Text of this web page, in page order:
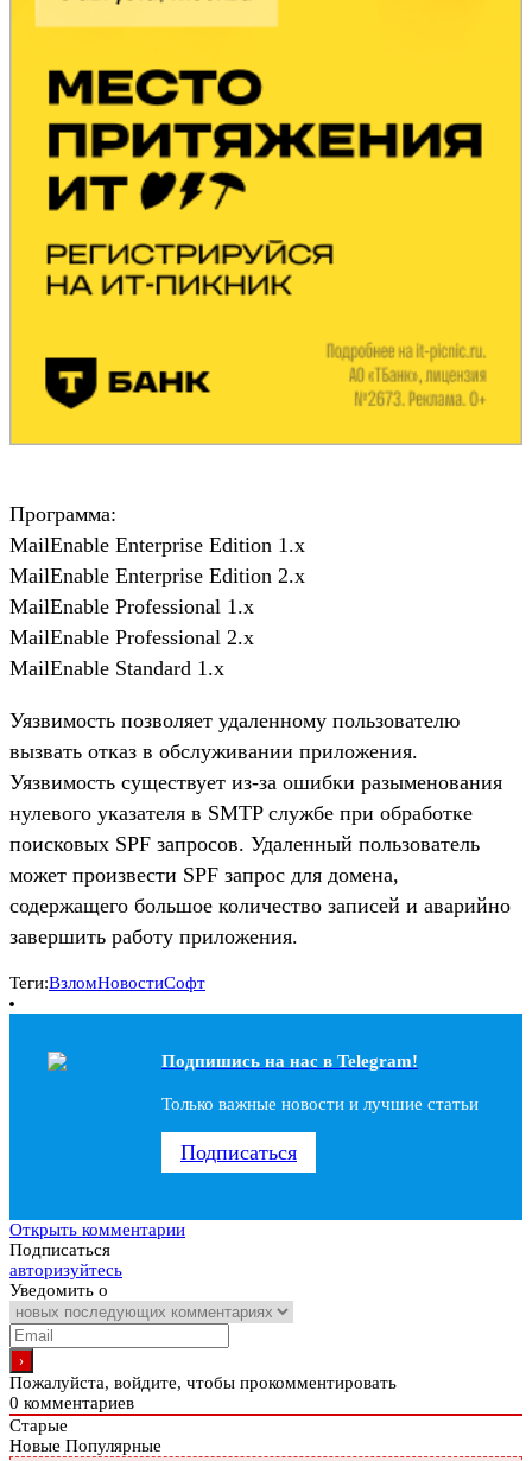
Программа:
MailEnable Enterprise Edition 1.x
MailEnable Enterprise Edition 2.x
MailEnable Professional 1.x
MailEnable Professional 2.x
MailEnable Standard 1.x
Уязвимость позволяет удаленному пользователю
вызвать отказ в обслуживании приложения.
Уязвимость существует из-за ошибки разыменования
нулевого указателя в SMTP службе при обработке
поисковых SPF запросов. Удаленный пользователь
может произвести SPF запрос для домена,
содержащего большое количество записей и аварийно
завершить работу приложения.
Теги:ВзломНовостиСофт
Подпишись на наc в Telegram!
Только важные новости и лучшие статьи
Подписаться
Открыть комментарии
Подписаться
авторизуйтесь
Уведомить о
Пожалуйста, войдите, чтобы прокомментировать
0 комментариев
Старые
Новые Популярные